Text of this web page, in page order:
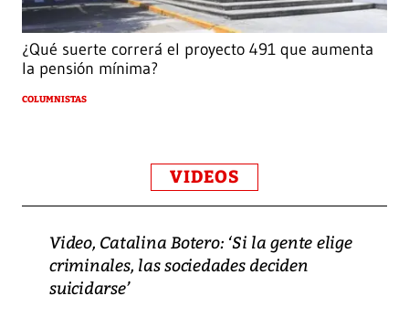
¿Qué suerte correrá el proyecto 491 que aumenta
la pensión mínima?
COLUMNISTAS
VIDEOS
Video, Catalina Botero: ‘Si la gente elige
criminales, las sociedades deciden
suicidarse’